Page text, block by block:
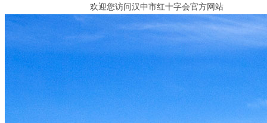
欢迎您访问汉中市红十字会官方网站